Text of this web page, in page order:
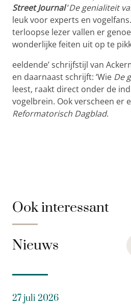
Street Journal‘De genialiteit
leuk voor experts en
terloopse lezer vallen er
wonderlijke feiten uit op te
eeldende’ schrijfstijl van
en daarnaast schrijft: ‘Wie De
leest, raakt direct onder de
vogelbrein. Ook verscheen er
Reformatorisch Dagblad.
Ook interessant
Nieuws
27 juli 2026